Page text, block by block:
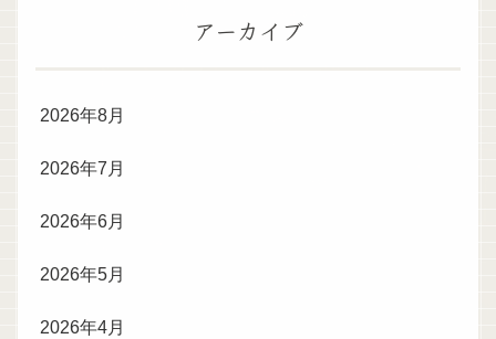
アーカイブ
2026年8月
2026年7月
2026年6月
2026年5月
2026年4月